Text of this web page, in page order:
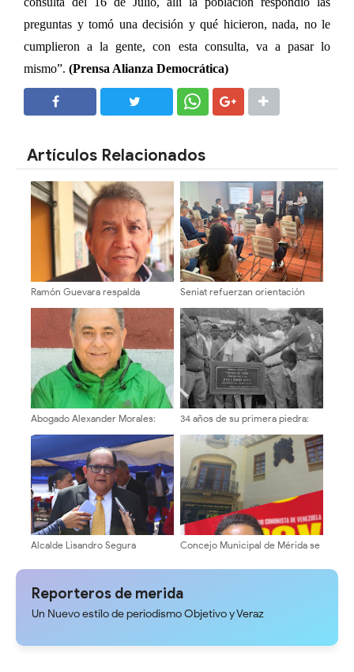
preguntas y tomó una decisión y qué hicieron, nada, no le
cumplieron a la gente, con esta consulta, va a pasar lo
mismo”. (Prensa Alianza Democrática)
Artículos Relacionados
Ramón Guevara respalda
Allup en defensa del liderazgo
de María Corina Machado
Seniat refuerzan orientación
mediante verificaciones y
charlas educativas en Mérida
Abogado Alexander Morales:
Urgente superar el modelo
Centralizado del Estado
Comunal"
34 años de su primera piedra:
Coliseo El Llano de Tovar
Alcalde Lisandro Segura
la ciudad solo con acto solemne
Concejo Municipal de Mérida se
para evaluar tarifas ante la falta
Reporteros de merida
Un Nuevo estilo de periodismo Objetivo y Veraz